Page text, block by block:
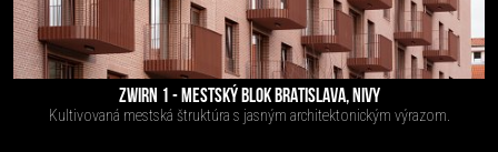
ZWIRN 1 - MESTSKÝ BLOK BRATISLAVA, NIVY
Kultivovaná mestská štruktúra s jasným architektonickým výrazom.